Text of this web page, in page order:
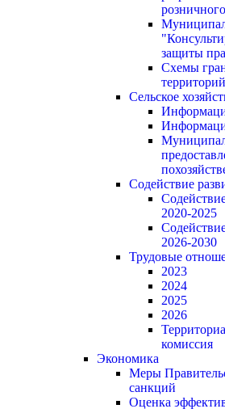
защиты
Схемы
территорий
Сельское
Содействие
2020-2025
2026-2030
Трудовые
2023
2024
2025
2026
комиссия
Экономика
Меры
санкций
Оценка